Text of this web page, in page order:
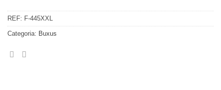
REF: F-445XXL
Categoria: Buxus